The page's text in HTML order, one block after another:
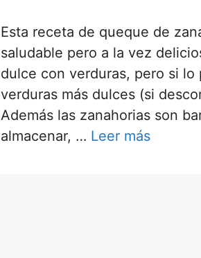
Esta receta de queque de
saludable pero a la vez
dulce con verduras, pero si lo
verduras más dulces (si
Además las zanahorias son
almacenar, … Leer más